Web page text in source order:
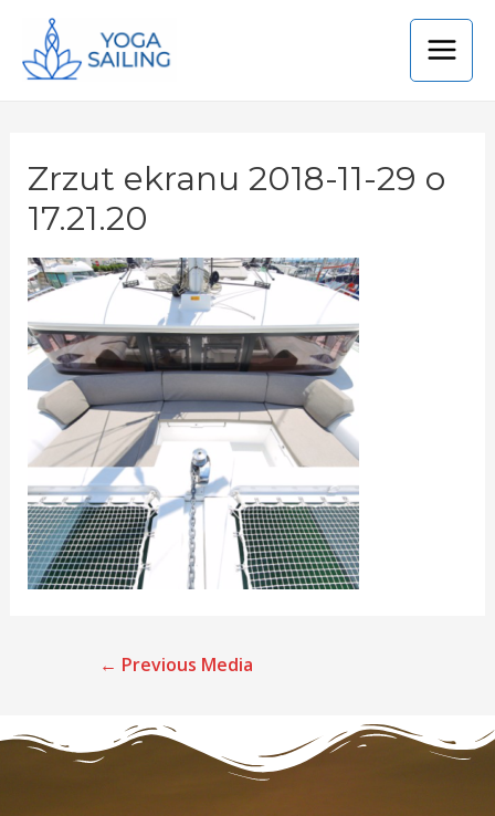
Zrzut ekranu 2018-11-29 o
17.21.20
← Previous Media